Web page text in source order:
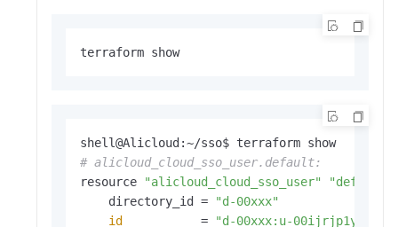
terraform show
# alicloud_cloud_sso_user.default:
resource
"alicloud_cloud_sso_user" "default"
    directory_id =
"d-00xxx"
id
           =
"d-00xxx:u-00ijrjp1yxxx"